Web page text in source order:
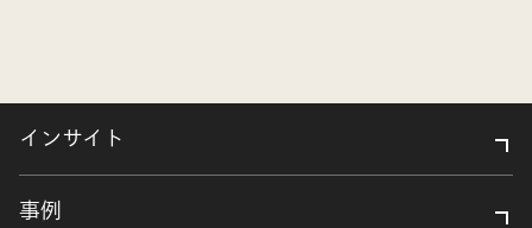
インサイト
事例